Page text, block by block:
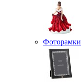
Фоторамки